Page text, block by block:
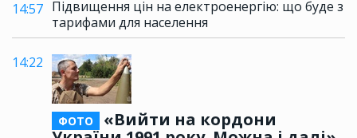
14:57 Підвищення цін на електроенергію: що буде з
тарифами для населення
14:22
ФОТО
«Вийти на кордони